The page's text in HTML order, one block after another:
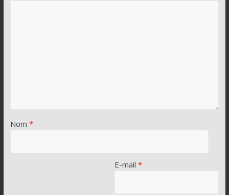
Nom *
E-mail *